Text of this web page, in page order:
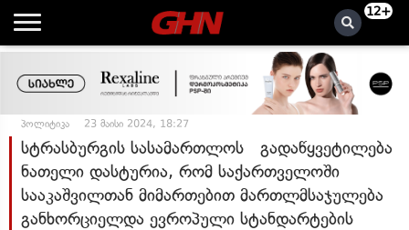
12+
პოლიტიკა 23 მაისი 2024, 18:27
სტრასბურგის სასამართლოს გადაწყვეტილება
ნათელი დასტურია, რომ საქართველოში
სააკაშვილთან მიმართებით მართლმსაჯულება
განხორციელდა ევროპული სტანდარტების